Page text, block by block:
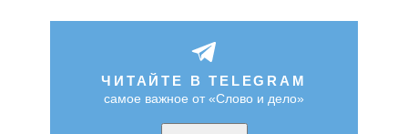
ЧИТАЙТЕ В TELEGRAM
самое важное от «Слово и дело»